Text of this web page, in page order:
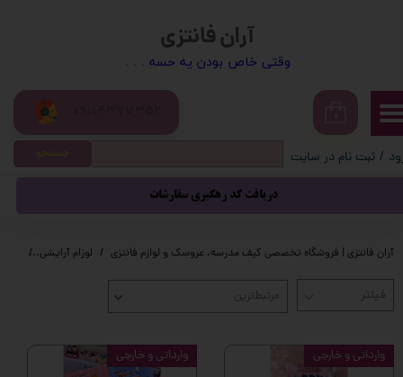
آران فانتزی
​​وقتی خاص بودن یه حسه . . .
/ ثبت نام در سایت
سفارشات
خروج از حساب کاربری
دریافت کد رهگیری سفارشات
جستجو
آران فانتزی | فروشگاه تخصصی کیف مدرسه، عروسک و لوازم فانتزی لوزام آرایشی
مرتبط‌ترین
وارداتی و خارجی وارداتی و خارجی